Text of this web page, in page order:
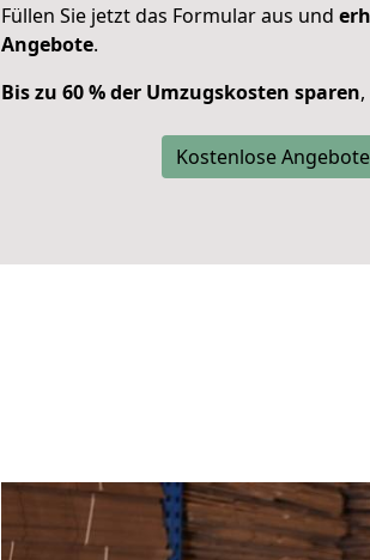
Füllen Sie jetzt das Formular aus und
Angebote.
Bis zu 60 % der Umzugskosten sparen
Kostenlose